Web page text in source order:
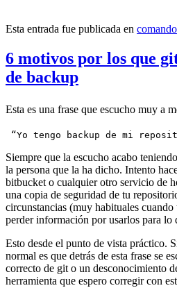
Esta entrada fue publicada en
6 motivos por los que
de backup
Esta es una frase que escucho muy a
“Yo tengo backup de mi
Siempre que la escucho acabo
la persona que la ha dicho. Intento
bitbucket o cualquier otro servicio de
una copia de seguridad de tu
circunstancias (muy habituales cuando
perder información por usarlos para lo
Esto desde el punto de vista práctico.
normal es que detrás de esta frase se
correcto de git o un desconocimiento
herramienta que espero corregir con